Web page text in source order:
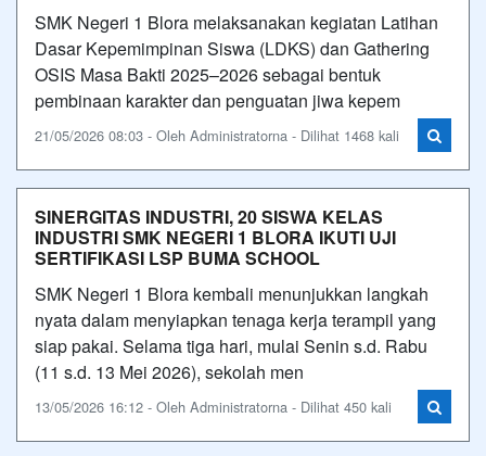
SMK Negeri 1 Blora melaksanakan kegiatan Latihan
Dasar Kepemimpinan Siswa (LDKS) dan Gathering
OSIS Masa Bakti 2025–2026 sebagai bentuk
pembinaan karakter dan penguatan jiwa kepem
21/05/2026 08:03 - Oleh Administratorna - Dilihat 1468 kali
SINERGITAS INDUSTRI, 20 SISWA KELAS
INDUSTRI SMK NEGERI 1 BLORA IKUTI UJI
SERTIFIKASI LSP BUMA SCHOOL
SMK Negeri 1 Blora kembali menunjukkan langkah
nyata dalam menyiapkan tenaga kerja terampil yang
siap pakai. Selama tiga hari, mulai Senin s.d. Rabu
(11 s.d. 13 Mei 2026), sekolah men
13/05/2026 16:12 - Oleh Administratorna - Dilihat 450 kali